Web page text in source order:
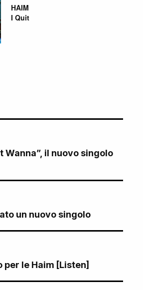
HAIM
I Quit
Wanna”, il nuovo singolo
un nuovo singolo
per le Haim [Listen]